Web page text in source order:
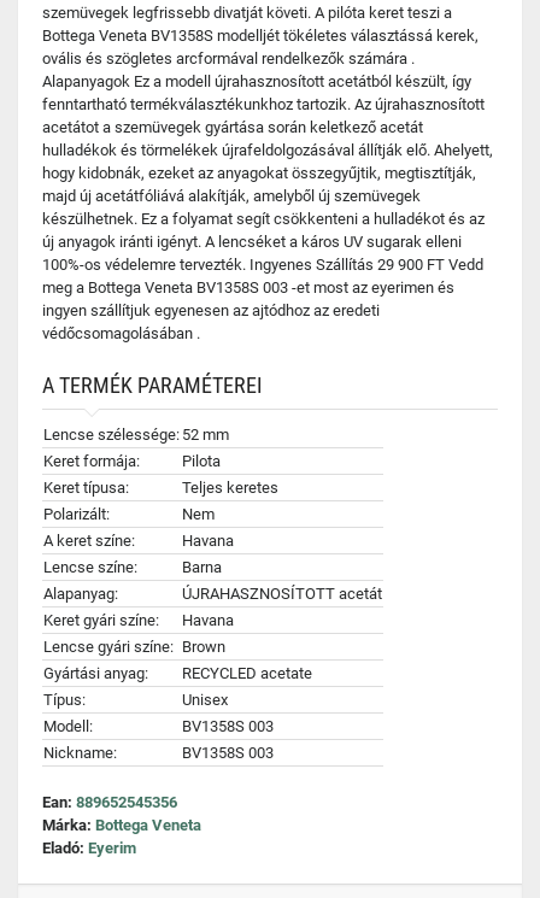
szemüvegek legfrissebb divatját követi. A pilóta keret teszi a
Bottega Veneta BV1358S modelljét tökéletes választássá kerek,
ovális és szögletes arcformával rendelkezők számára .
Alapanyagok Ez a modell újrahasznosított acetátból készült, így
fenntartható termékválasztékunkhoz tartozik. Az újrahasznosított
acetátot a szemüvegek gyártása során keletkező acetát
hulladékok és törmelékek újrafeldolgozásával állítják elő. Ahelyett,
hogy kidobnák, ezeket az anyagokat összegyűjtik, megtisztítják,
majd új acetátfóliává alakítják, amelyből új szemüvegek
készülhetnek. Ez a folyamat segít csökkenteni a hulladékot és az
új anyagok iránti igényt. A lencséket a káros UV sugarak elleni
100%-os védelemre tervezték. Ingyenes Szállítás 29 900 FT Vedd
meg a Bottega Veneta BV1358S 003 -et most az eyerimen és
ingyen szállítjuk egyenesen az ajtódhoz az eredeti
védőcsomagolásában .
A TERMÉK PARAMÉTEREI
Lencse szélessége: 52 mm
Keret formája:
Pilota
Keret típusa:
Teljes keretes
Polarizált:
Nem
A keret színe:
Havana
Lencse színe:
Barna
Alapanyag:
ÚJRAHASZNOSÍTOTT acetát
Keret gyári színe:
Havana
Lencse gyári színe: Brown
Gyártási anyag:
RECYCLED acetate
Típus:
Unisex
Modell:
BV1358S 003
Nickname:
BV1358S 003
Ean: 889652545356
Márka: Bottega Veneta
Eladó: Eyerim